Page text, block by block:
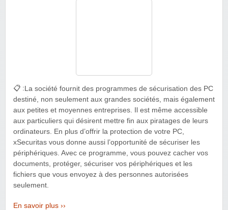
📋 :La société fournit des programmes de sécurisation des PC
destiné, non seulement aux grandes sociétés, mais également
aux petites et moyennes entreprises. Il est même accessible
aux particuliers qui désirent mettre fin aux piratages de leurs
ordinateurs. En plus d’offrir la protection de votre PC,
xSecuritas vous donne aussi l’opportunité de sécuriser les
périphériques. Avec ce programme, vous pouvez cacher vos
documents, protéger, sécuriser vos périphériques et les
fichiers que vous envoyez à des personnes autorisées
seulement.
En savoir plus ››